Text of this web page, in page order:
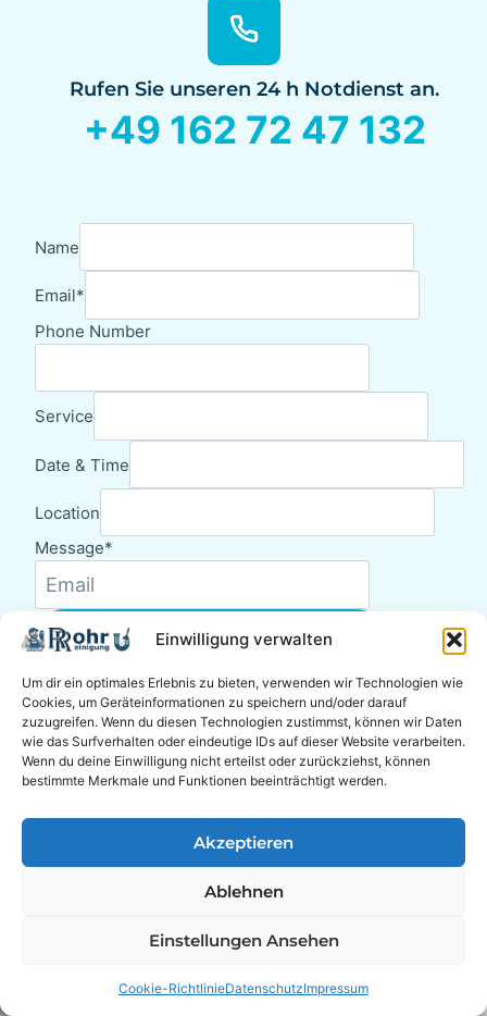
Einwilligung verwalten
Um dir ein optimales Erlebnis zu bieten, verwenden wir Technologien wie
Cookies, um Geräteinformationen zu speichern und/oder darauf
zuzugreifen. Wenn du diesen Technologien zustimmst, können wir Daten
wie das Surfverhalten oder eindeutige IDs auf dieser Website verarbeiten.
Wenn du deine Einwilligung nicht erteilst oder zurückziehst, können
bestimmte Merkmale und Funktionen beeinträchtigt werden.
Akzeptieren
Ablehnen
Einstellungen Ansehen
Cookie-RichtlinieDatenschutzImpressum
Rufen Sie unseren 24 h Notdienst an.
+49 162 72 47 132
Name
Email*
Phone Number
Service
Date & Time
Location
Message*
Bestätigen Sie Ihre Anfrage